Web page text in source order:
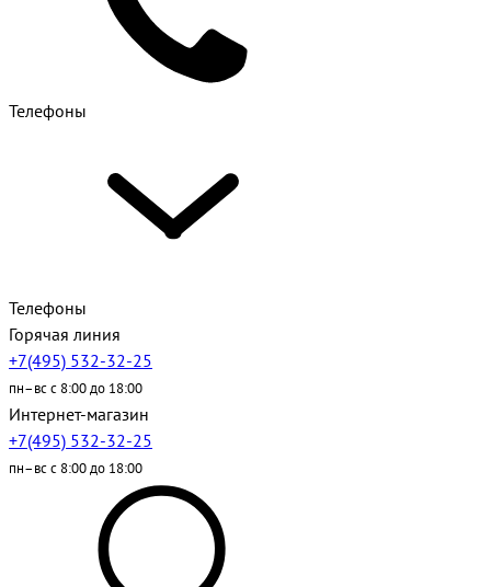
Телефоны
Телефоны
Горячая линия
+7(495) 532-32-25
пн–вс с 8:00 до 18:00
Интернет-магазин
+7(495) 532-32-25
пн–вс с 8:00 до 18:00